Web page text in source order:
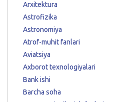
Arxitektura
Astrofizika
Astronomiya
Atrof-muhit fanlari
Aviatsiya
Axborot texnologiyalari
Bank ishi
Barcha soha